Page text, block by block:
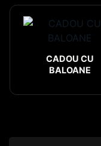
CADOU CU
BALOANE